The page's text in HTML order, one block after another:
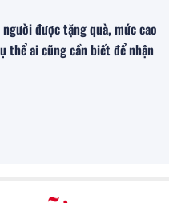
được tặng quà, mức cao
ai cũng cần biết để nhận